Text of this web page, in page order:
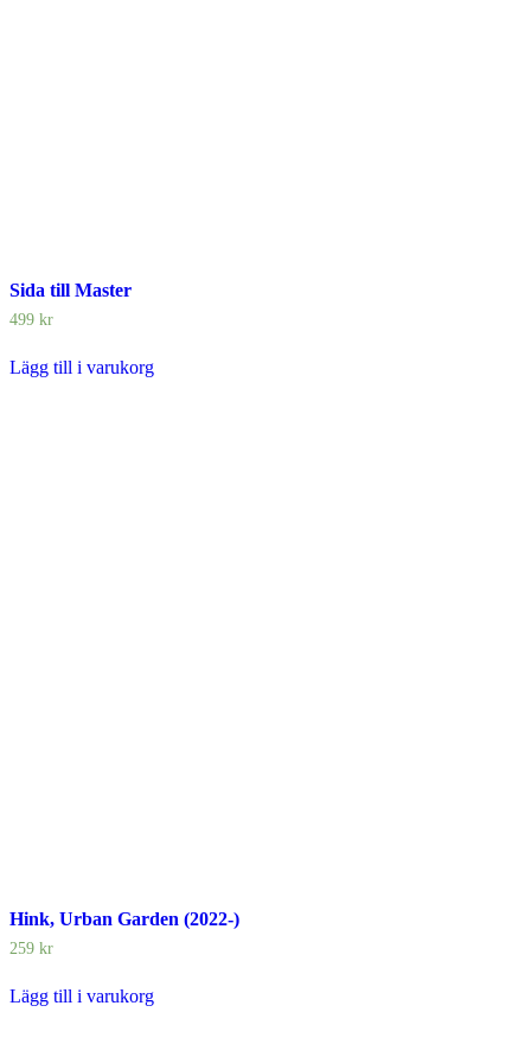
Sida till Master
499 kr
Lägg till i varukorg
Hink, Urban Garden (2022-)
259 kr
Lägg till i varukorg